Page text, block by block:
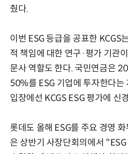
췄다.
이번 ESG 등급을 공표한 KCGS
적 책임에 대한 연구·평가 기관
문사 역할도 한다. 국민연금은
50%를 ESG 기업에 투자한다는
입장에선 KCGS ESG 평가에 신
롯데도 올해 ESG를 주요 경영
은 상반기 사장단회의에서